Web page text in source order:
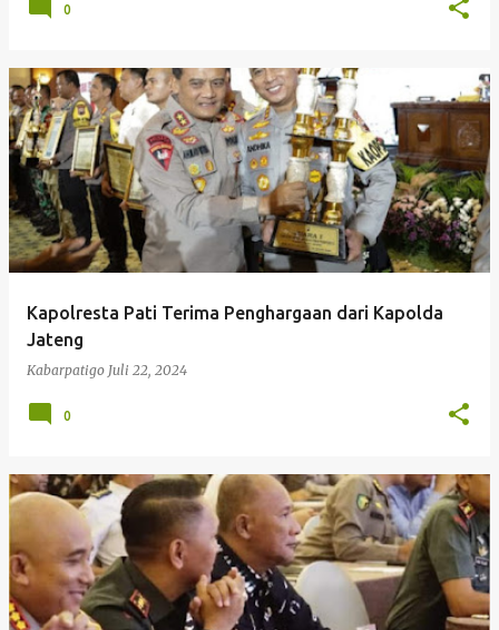
0
Kapolresta Pati Terima Penghargaan dari Kapolda
Jateng
Kabarpatigo Juli 22, 2024
0